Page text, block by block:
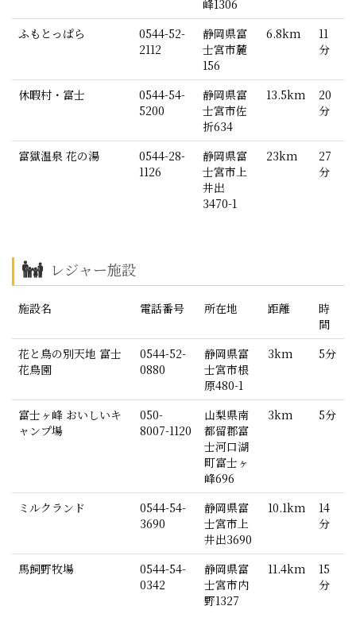
峰1306
ふもとっぱら
0544-52-
2112
静岡県富
士宮市麓
156
6.8km
11
分
休暇村・富士
0544-54-
5200
静岡県富
士宮市佐
折634
13.5km
20
分
富獄温泉 花の湯
0544-28-
1126
静岡県富
士宮市上
井出
3470-1
23km
27
分
レジャー施設
施設名 電話番号 所在地 距離
時
間
花と鳥の別天地 富士
花鳥園
0544-52-
0880
静岡県富
士宮市根
原480-1
3km 5分
富士ヶ峰 おいしいキ
ャンプ場
050-
8007-1120
山梨県南
都留郡富
士河口湖
町富士ヶ
峰696
3km 5分
ミルクランド
0544-54-
3690
静岡県富
士宮市上
井出3690
10.1km
14
分
馬飼野牧場
0544-54-
0342
静岡県富
士宮市内
野1327
11.4km
15
分